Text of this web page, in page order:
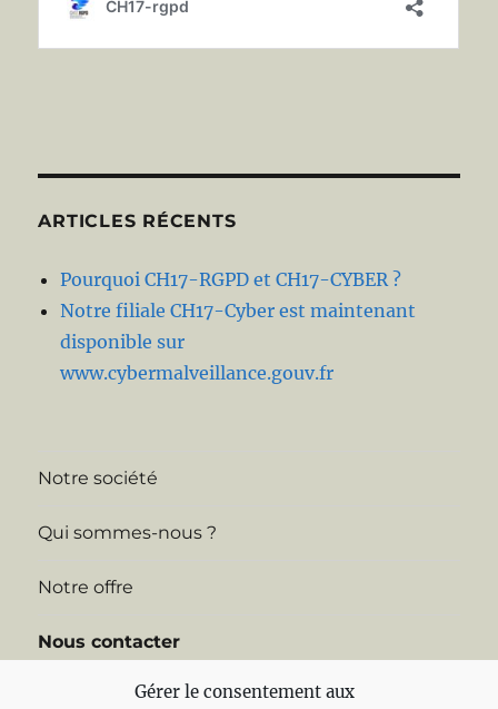
Gérer le consentement aux
ARTICLES RÉCENTS
Pourquoi CH17-RGPD et CH17-CYBER ?
Notre filiale CH17-Cyber est maintenant
disponible sur
www.cybermalveillance.gouv.fr
Notre société
Qui sommes-nous ?
Notre offre
Nous contacter
Politique de Confidentialité et cookies